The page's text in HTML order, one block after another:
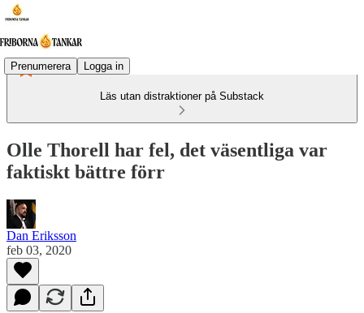
Prenumerera Logga in
Läs utan distraktioner på Substack
Olle Thorell har fel, det väsentliga var
faktiskt bättre förr
Dan Eriksson
feb 03, 2020